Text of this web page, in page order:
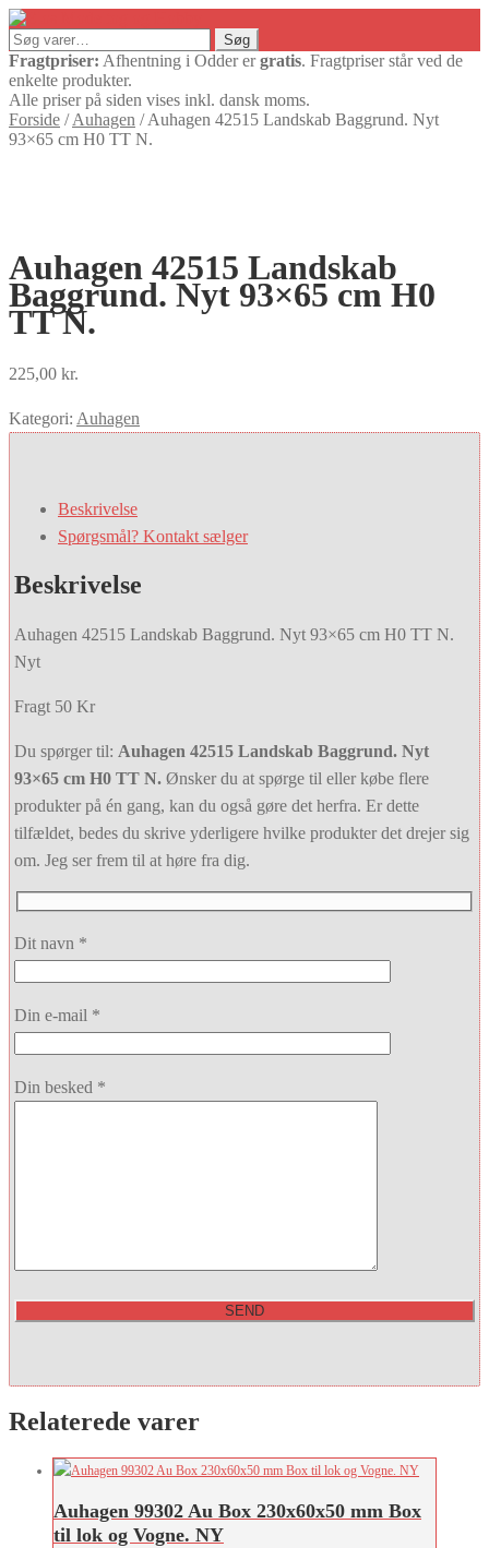
Søg
efter:
Søg
Fragtpriser: Afhentning i Odder ergratis. Fragtpriser står ved de
enkelte produkter.
Alle priser på siden vises inkl. dansk moms.
Forside /Auhagen /Auhagen 42515 Landskab Baggrund. Nyt
93×65 cm H0 TT N.
Auhagen 42515 Landskab
Baggrund. Nyt 93×65 cm H0
TT N.
225,00 kr.
Kategori: Auhagen
Beskrivelse
Spørgsmål? Kontakt sælger
Beskrivelse
Auhagen 42515 Landskab Baggrund. Nyt 93×65 cm H0 TT N.
Nyt
Fragt 50 Kr
Du spørger til: Auhagen 42515 Landskab Baggrund. Nyt
93×65 cm H0 TT N. Ønsker du at spørge til eller købe flere
produkter på én gang, kan du også gøre det herfra. Er dette
tilfældet, bedes du skrive yderligere hvilke produkter det drejer sig
om. Jeg ser frem til at høre fra dig.
Dit navn *
Din e-mail *
Din besked *
Relaterede varer
Auhagen 99302 Au Box 230x60x50 mm Box
til lok og Vogne. NY